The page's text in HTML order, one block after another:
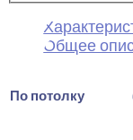
Общее
По потолку